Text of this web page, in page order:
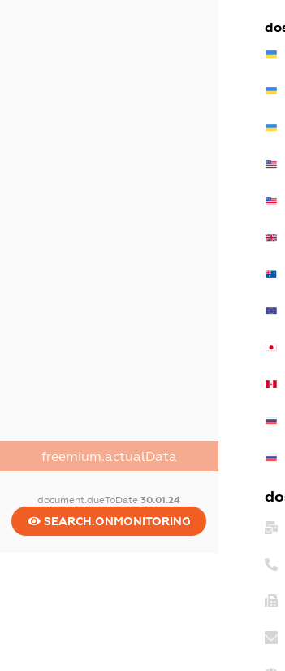
freemium.actualData
document.dueToDate30.01.24
SEARCH.ONMONITORING